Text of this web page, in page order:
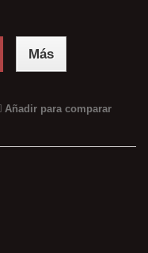
Más
Añadir para comparar